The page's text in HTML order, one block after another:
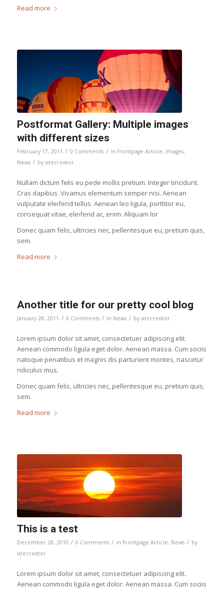
Read more
Postformat Gallery: Multiple images
with different sizes
February 17, 2011 / 0 Comments / in Frontpage Article, Images,
News / by sitecreator
Nullam dictum felis eu pede mollis pretium. Integer tincidunt.
Cras dapibus. Vivamus elementum semper nisi. Aenean
vulputate eleifend tellus. Aenean leo ligula, porttitor eu,
consequat vitae, eleifend ac, enim. Aliquam lor
Donec quam felis, ultricies nec, pellentesque eu, pretium quis,
sem.
Read more
Another title for our pretty cool blog
January 28, 2011 / 0 Comments / in News / by sitecreator
Lorem ipsum dolor sit amet, consectetuer adipiscing elit.
Aenean commodo ligula eget dolor. Aenean massa. Cum sociis
natoque penatibus et magnis dis parturient montes, nascetur
ridiculus mus.
Donec quam felis, ultricies nec, pellentesque eu, pretium quis,
sem.
Read more
This is a test
December 28, 2010 / 0 Comments / in Frontpage Article, News / by
sitecreator
Lorem ipsum dolor sit amet, consectetuer adipiscing elit.
Aenean commodo ligula eget dolor. Aenean massa. Cum sociis